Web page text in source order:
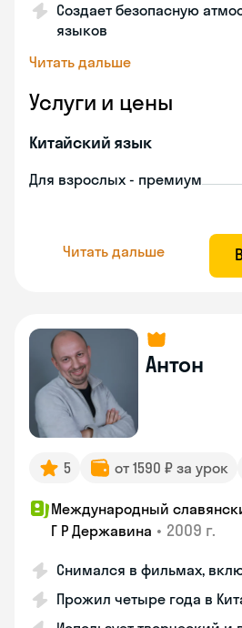
Создает безопасную
языков
Читать дальше
Услуги и цены
Китайский язык
Для взрослых - премиум
Читать дальше
Антон
5 от 1590 ₽ за урок
Международный
Г Р Державина • 2009 г.
Снимался в фильмах,
Прожил четыре года в